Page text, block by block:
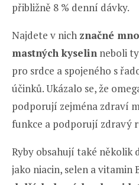
přibližně 8 % denní dávky.
Najdete v nich značné
mastných kyselin neboli
pro srdce a spojeného s
účinků. Ukázalo se, že
podporují zejména zdraví
funkce a podporují zdravý
Ryby obsahují také několik
jako niacin, selen a vitamin